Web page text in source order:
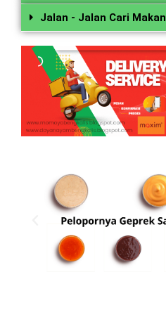
Jalan - Jalan Cari Makan